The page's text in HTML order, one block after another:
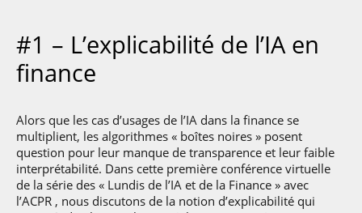
Gaëtan Goldberg
My Chi To
Regarder la vidéo
#1 – L’explicabilité de l’IA en
finance
Alors que les cas d’usages de l’IA dans la finance se
multiplient, les algorithmes « boîtes noires » posent
question pour leur manque de transparence et leur faible
interprétabilité. Dans cette première conférence virtuelle
de la série des « Lundis de l’IA et de la Finance » avec
l’ACPR , nous discutons de la notion d’explicabilité qui